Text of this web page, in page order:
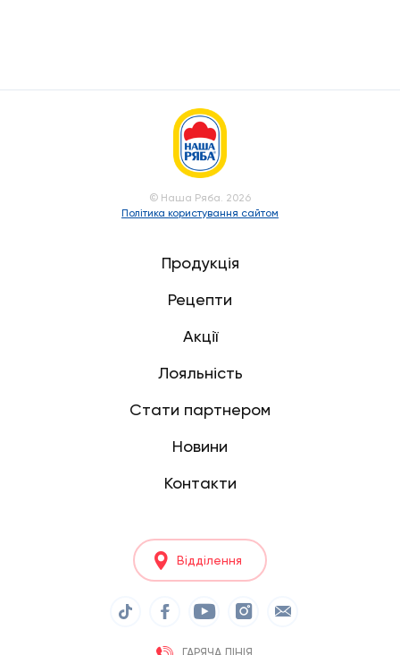
© Наша Ряба. 2026
Політика користування сайтом
Продукція
Рецепти
Акції
Лояльність
Стати партнером
Новини
Контакти
Відділення